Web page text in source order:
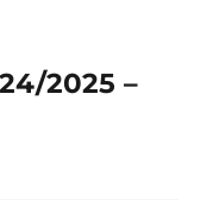
2025 –